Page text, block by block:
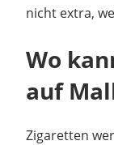
nicht extra,
Wo
auf
Zigaretten